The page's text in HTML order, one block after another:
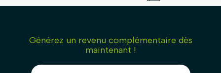
Générez un revenu complémentaire dès
maintenant !